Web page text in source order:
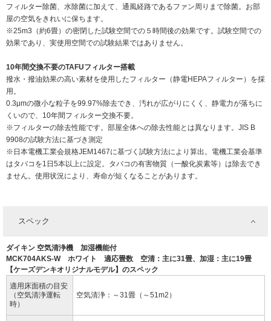
フィルター除菌、水除菌に加えて、通風経路であるファン周りまで除菌。お部
屋の空気をきれいに保ちます。
※25m3（約6畳）の密閉した試験空間での５時間後の効果です。試験空間での
効果であり、実使用空間での試験結果ではありません。
10年間交換不要のTAFUフィルター搭載
撥水・撥油効果の高い素材を使用したフィルター（静電HEPAフィルター）を採
用。
0.3μmの微小な粒子を99.97%除去でき、汚れが広がりにくく、静電力が落ちに
くいので、10年間フィルター交換不要。
※フィルターの除去性能です。部屋全体への除去性能とは異なります。JIS B
9908の試験方法に基づき測定
※日本電機工業会規格JEM1467に基づく試験方法により算出。電機工業会基準
はタバコを1日5本以上に設定。タバコの有害物質（一酸化炭素等）は除去でき
ません。使用状況により、寿命が短くなることがあります。
スペック
ダイキン 空気清浄機 加湿機能付
MCK704AKS-W ホワイト 適応畳数 空清：主に31畳、加湿：主に19畳
【ケーズデンキオリジナルモデル】のスペック
適用床面積の目安
（空気清浄運転
時）
空気清浄：～31畳（～51m2）